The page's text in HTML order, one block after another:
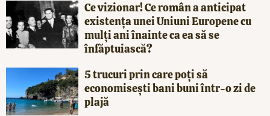
Ce vizionar! Ce român a anticipat
existența unei Uniuni Europene cu
mulți ani înainte ca ea să se
înfăptuiască?
5 trucuri prin care poți să
economisești bani buni într-o zi de
plajă